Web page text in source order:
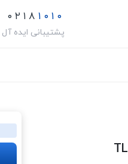
۰۲۱۸ ۱۰۱۰
پشتیبانی ایده آل